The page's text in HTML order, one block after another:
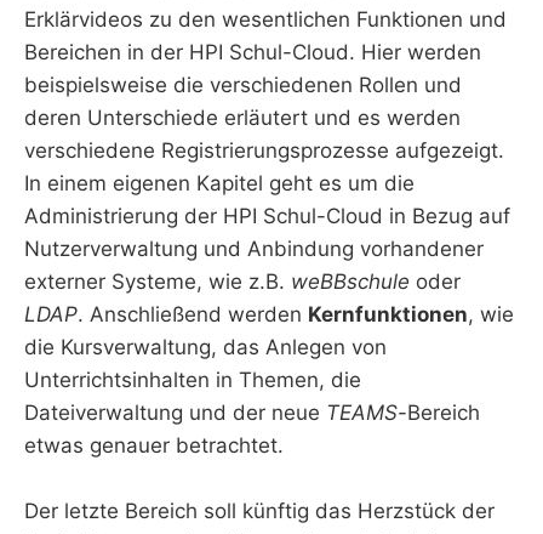
Erklärvideos zu den wesentlichen Funktionen und
Bereichen in der HPI Schul-Cloud. Hier werden
beispielsweise die verschiedenen Rollen und
deren Unterschiede erläutert und es werden
verschiedene Registrierungsprozesse aufgezeigt.
In einem eigenen Kapitel geht es um die
Administrierung der HPI Schul-Cloud in Bezug auf
Nutzerverwaltung und Anbindung vorhandener
externer Systeme, wie z.B. weBBschule oder
LDAP. Anschließend werden Kernfunktionen, wie
die Kursverwaltung, das Anlegen von
Unterrichtsinhalten in Themen, die
Dateiverwaltung und der neue TEAMS-Bereich
etwas genauer betrachtet.
Der letzte Bereich soll künftig das Herzstück der